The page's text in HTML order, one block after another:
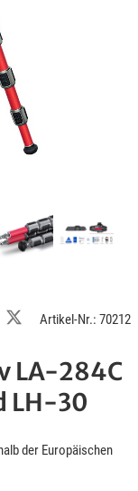
Artikel-Nr.: 70212
LA-284C
LH-30
der Europäischen